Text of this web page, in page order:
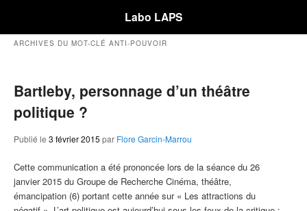
Labo LAPS
ARCHIVES DU MOT-CLÉ ANTI-POUVOIR
Bartleby, personnage d’un théâtre
politique ?
Publié le 3 février 2015 par Flore Garcin-Marrou
Cette communication a été prononcée lors de la séance du 26
janvier 2015 du Groupe de Recherche Cinéma, théâtre,
émancipation (6) portant cette année sur « Les attractions du